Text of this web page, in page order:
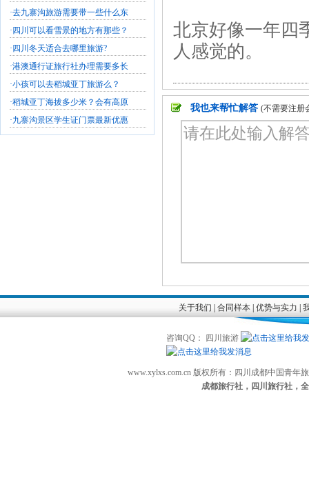
·去九寨沟旅游需要带一些什么东
· 四川可以看雪景的地方有那些？
· 四川冬天适合去哪里旅游?
·港澳通行证旅行社办理需要多长
·小孩可以去稻城亚丁旅游么？
·稻城亚丁海拔多少米？会有高原
·九寨沟景区学生证门票最新优惠
北京好像一年四
人感觉的。
我也来帮忙解答 (不需要注册
关于我们 合同样本| 优势与实力
咨询QQ： 四川旅游
www.xylxs.com.cn 版权所有：四川成都中国青
成都旅行社，四川旅行社，